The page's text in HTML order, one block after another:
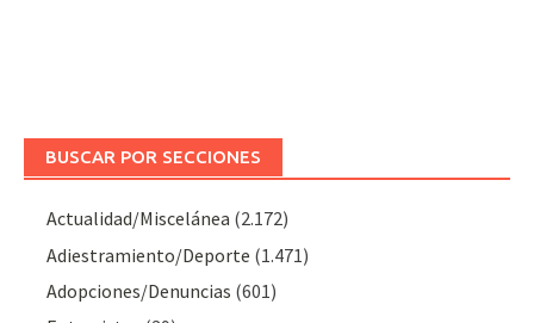
BUSCAR POR SECCIONES
Actualidad/Miscelánea (2.172)
Adiestramiento/Deporte (1.471)
Adopciones/Denuncias (601)